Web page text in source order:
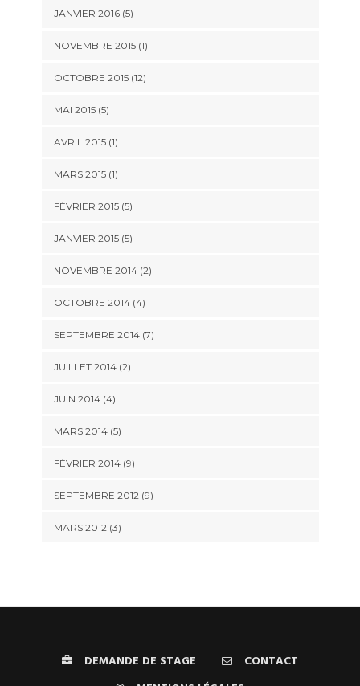
JANVIER 2016 (5)
NOVEMBRE 2015 (1)
OCTOBRE 2015 (12)
MAI 2015 (5)
AVRIL 2015 (1)
MARS 2015 (1)
FÉVRIER 2015 (5)
JANVIER 2015 (5)
NOVEMBRE 2014 (2)
OCTOBRE 2014 (4)
SEPTEMBRE 2014 (7)
JUILLET 2014 (2)
JUIN 2014 (4)
MARS 2014 (5)
FÉVRIER 2014 (9)
SEPTEMBRE 2012 (9)
MARS 2012 (3)
DEMANDE DE STAGE
CONTACT